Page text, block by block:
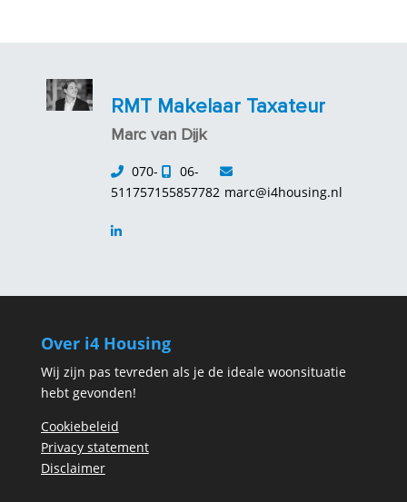
RMT Makelaar Taxateur
Marc van Dijk
070-
5117571
06-
55857782 marc@i4housing.nl
Over i4 Housing
Wij zijn pas tevreden als je de ideale woonsituatie
hebt gevonden!
Cookiebeleid
Privacy statement
Disclaimer